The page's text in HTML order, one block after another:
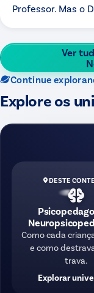
Professor. Mas o
Ver
Continue
Explore os
DESTE
Como cada
e como
trava.
Explorar